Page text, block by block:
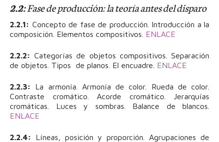
2.2:Fase de producción: la teoría antes del disparo
2.2.1: Concepto de fase de producción. Introducción a la
composición. Elementos compositivos. ENLACE
2.2.2: Categorías de objetos compositivos. Separación
de objetos. Tipos de planos. El encuadre. ENLACE
2.2.3:
La armonía. Armonía de color. Rueda de color.
Contraste cromático. Acorde cromático. Jerarquías
cromáticas. Luces y sombras. Balance de blancos.
ENLACE
2.2.4:
Líneas, posición y proporción. Agrupaciones de